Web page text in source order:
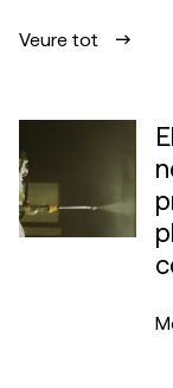
Veure tot